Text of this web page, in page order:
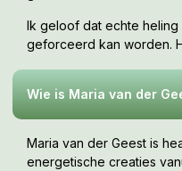
Ik geloof dat echte
geforceerd kan worden.
Wie is Maria van der
Maria van der Geest is
energetische creaties